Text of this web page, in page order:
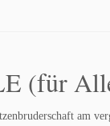
(für
am